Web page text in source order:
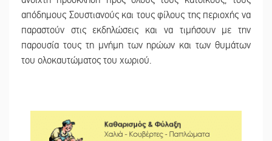
απόδημους Σουστιανούς και τους φίλους της περιοχής να
παραστούν στις εκδηλώσεις και να τιμήσουν με την
παρουσία τους τη μνήμη των ηρώων και των θυμάτων
του ολοκαυτώματος του χωριού.